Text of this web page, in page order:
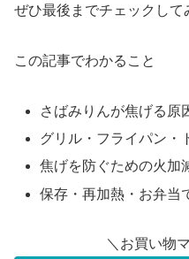
ぜひ最後までチェックして
この記事でわかること
さばみりんが焦げる原
グリル・フライパン・
焦げを防ぐための火加
保存・再加熱・お弁当
＼お買い物